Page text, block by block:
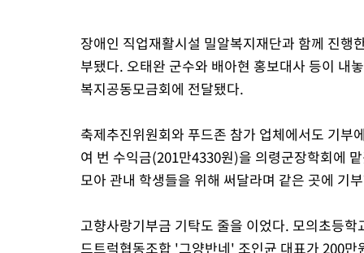
장애인 직업재활시설 밀알복지재단과 함께 진
부됐다. 오태완 군수와 배아현 홍보대사 등이 내
복지공동모금회에 전달됐다.
축제추진위원회와 푸드존 참가 업체에서도 기부
여 번 수익금(201만4330원)을 의령군장학회에
모아 관내 학생들을 위해 써달라며 같은 곳에 기
고향사랑기부금 기탁도 줄을 이었다. 모의초등
드트럭협동조합 '그양반네' 조인균 대표가 200만